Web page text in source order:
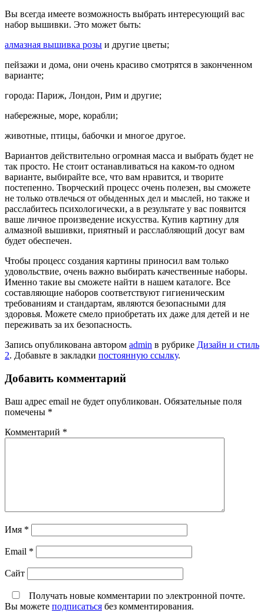
Вы всегда имеете возможность выбрать интересующий вас
набор вышивки. Это может быть:
алмазная вышивка розы и другие цветы;
пейзажи и дома, они очень красиво смотрятся в законченном
варианте;
города: Париж, Лондон, Рим и другие;
набережные, море, корабли;
животные, птицы, бабочки и многое другое.
Вариантов действительно огромная масса и выбрать будет не
так просто. Не стоит останавливаться на каком-то одном
варианте, выбирайте все, что вам нравится, и творите
постепенно. Творческий процесс очень полезен, вы сможете
не только отвлечься от обыденных дел и мыслей, но также и
расслабитесь психологически, а в результате у вас появится
ваше личное произведение искусства. Купив картину для
алмазной вышивки, приятный и расслабляющий досуг вам
будет обеспечен.
Чтобы процесс создания картины приносил вам только
удовольствие, очень важно выбирать качественные наборы.
Именно такие вы сможете найти в нашем каталоге. Все
составляющие наборов соответствуют гигиеническим
требованиям и стандартам, являются безопасными для
здоровья. Можете смело приобретать их даже для детей и не
переживать за их безопасность.
Запись опубликована автором admin в рубрике Дизайн и стиль
2. Добавьте в закладки постоянную ссылку.
Добавить комментарий
Ваш адрес email не будет опубликован. Обязательные поля
помечены *
Комментарий *
Имя *
Email *
Сайт
Получать новые комментарии по электронной почте.
Вы можете подписаться без комментирования.